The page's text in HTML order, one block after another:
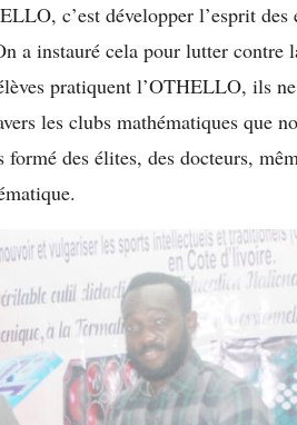
c’est développer l’esprit des
a instauré cela pour lutter contre
pratiquent l’OTHELLO, ils
les clubs mathématiques que
des élites, des docteurs,